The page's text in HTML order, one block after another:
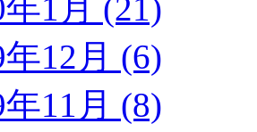
年1月 (21)
年12月 (6)
年11月 (8)